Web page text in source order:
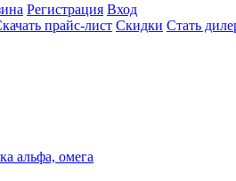
Регистрация Вход
прайс-лист Скидки Стать
альфа, омега